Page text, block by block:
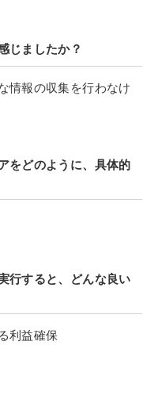
じましたか？
情報の収集を行わなけ
をどのように、具体的
行すると、どんな良い
利益確保